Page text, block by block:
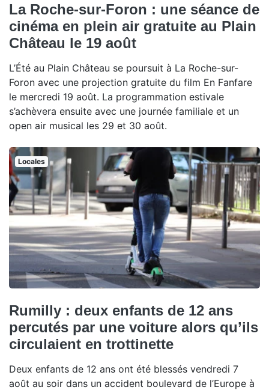
La Roche-sur-Foron : une séance de
cinéma en plein air gratuite au Plain
Château le 19 août
L’Été au Plain Château se poursuit à La Roche-sur-
Foron avec une projection gratuite du film En Fanfare
le mercredi 19 août. La programmation estivale
s’achèvera ensuite avec une journée familiale et un
open air musical les 29 et 30 août.
Locales
Rumilly : deux enfants de 12 ans
percutés par une voiture alors qu’ils
circulaient en trottinette
Deux enfants de 12 ans ont été blessés vendredi 7
août au soir dans un accident boulevard de l’Europe à